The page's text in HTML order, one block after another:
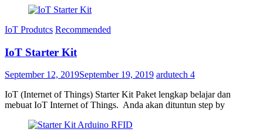
IoT Produtcs Recommended
IoT Starter Kit
September 12, 2019September 19, 2019 ardutech 4
IoT (Internet of Things) Starter Kit Paket lengkap belajar dan
mebuat IoT Internet of Things. Anda akan dituntun step by